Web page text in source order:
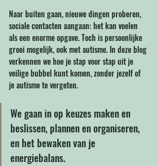
Naar buiten gaan, nieuwe dingen proberen,
sociale contacten aangaan: het kan voelen
als een enorme opgave. Toch is persoonlijke
groei mogelijk, ook met autisme. In deze blog
verkennen we hoe je stap voor stap uit je
veilige bubbel kunt komen, zonder jezelf of
je autisme te vergeten.
We gaan in op keuzes maken en
beslissen, plannen en organiseren,
en het bewaken van je
energiebalans.